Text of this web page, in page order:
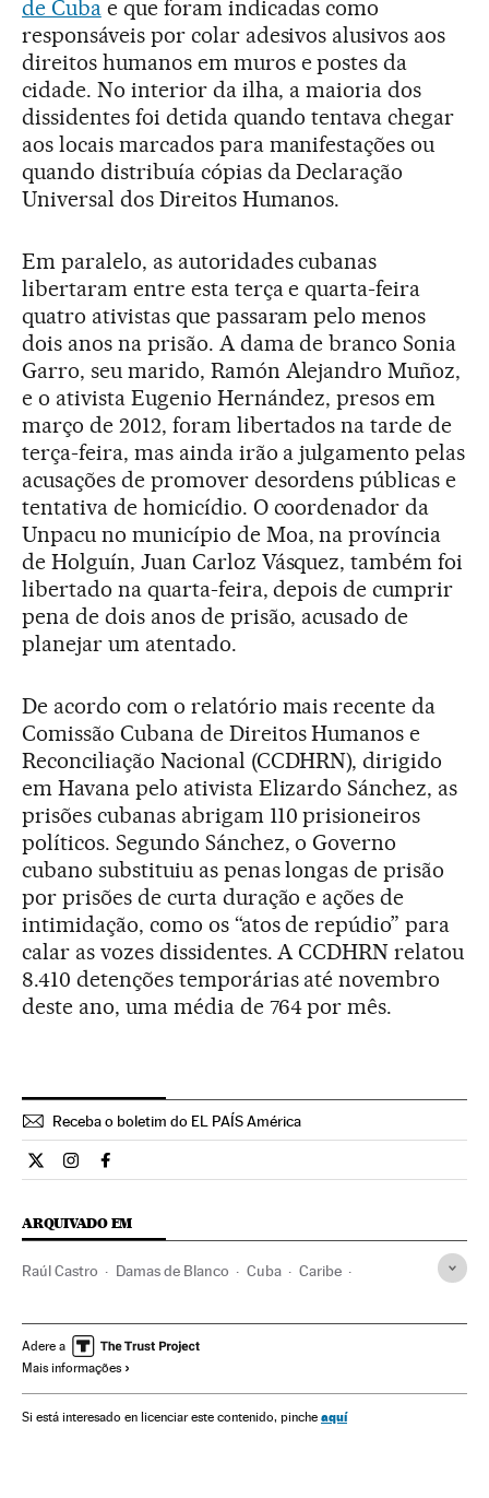
de Cubae que foram indicadas como
responsáveis por colar adesivos alusivos aos
direitos humanos em muros e postes da
cidade. No interior da ilha, a maioria dos
dissidentes foi detida quando tentava chegar
aos locais marcados para manifestações ou
quando distribuía cópias da Declaração
Universal dos Direitos Humanos.
Em paralelo, as autoridades cubanas
libertaram entre esta terça e quarta-feira
quatro ativistas que passaram pelo menos
dois anos na prisão. A dama de branco Sonia
Garro, seu marido, Ramón Alejandro Muñoz,
e o ativista Eugenio Hernández, presos em
março de 2012, foram libertados na tarde de
terça-feira, mas ainda irão a julgamento pelas
acusações de promover desordens públicas e
tentativa de homicídio. O coordenador da
Unpacu no município de Moa, na província
de Holguín, Juan Carloz Vásquez, também foi
libertado na quarta-feira, depois de cumprir
pena de dois anos de prisão, acusado de
planejar um atentado.
De acordo com o relatório mais recente da
Comissão Cubana de Direitos Humanos e
Reconciliação Nacional (CCDHRN), dirigido
em Havana pelo ativista Elizardo Sánchez, as
prisões cubanas abrigam 110 prisioneiros
políticos. Segundo Sánchez, o Governo
cubano substituiu as penas longas de prisão
por prisões de curta duração e ações de
intimidação, como os “atos de repúdio” para
calar as vozes dissidentes. A CCDHRN relatou
8.410 detenções temporárias até novembro
deste ano, uma média de 764 por mês.
Receba o boletim do EL PAÍS América
Internacional El País Brasil en Twitter
Internacional El País Brasil en Instagram
Internacional El País Brasil en Facebook
ARQUIVADO EM
Raúl Castro Damas de Blanco Cuba Caribe
América Sociedade
Adere a
Mais informações
Si está interesado en licenciar este contenido, pinche aquí